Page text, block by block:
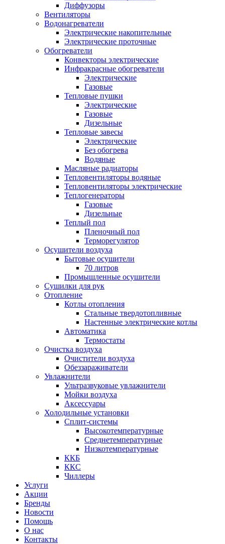
Диффузоры
Вентиляторы
Водонагреватели
Электрические накопительные
Электрические проточные
Обогреватели
Конвекторы электрические
Инфракрасные обогреватели
Электрические
Газовые
Тепловые пушки
Электрические
Газовые
Дизельные
Тепловые завесы
Электрические
Без обогрева
Водяные
Масляные радиаторы
Тепловентиляторы водяные
Тепловентиляторы электрические
Теплогенераторы
Газовые
Дизельные
Теплый пол
Пленочный пол
Терморегулятор
Осушители воздуха
Бытовые осушители
70 литров
Промышленные осушители
Сушилки для рук
Отопление
Котлы отопления
Стальные твердотопливные
Настенные электрические котлы
Автоматика
Термостаты
Очистка воздуха
Очистители воздуха
Обеззараживатели
Увлажнители
Ультразвуковые увлажнители
Мойки воздуха
Аксессуары
Холодильные установки
Сплит-системы
Высокотемпературные
Среднетемпературные
Низкотемпературные
ККБ
ККС
Чиллеры
Услуги
Акции
Бренды
Новости
Помощь
О нас
Контакты